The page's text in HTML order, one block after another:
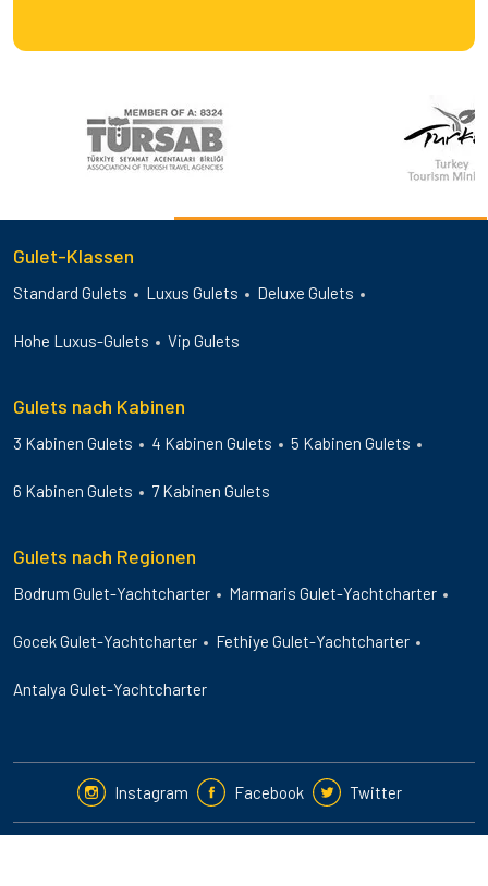
Gulet-Klassen
Standard Gulets Luxus Gulets Deluxe Gulets
Hohe Luxus-Gulets Vip Gulets
Gulets nach Kabinen
3 Kabinen Gulets 4 Kabinen Gulets 5 Kabinen Gulets
6 Kabinen Gulets 7 Kabinen Gulets
Gulets nach Regionen
Bodrum Gulet-Yachtcharter Marmaris Gulet-Yachtcharter
Gocek Gulet-Yachtcharter Fethiye Gulet-Yachtcharter
Antalya Gulet-Yachtcharter
Instagram Facebook Twitter